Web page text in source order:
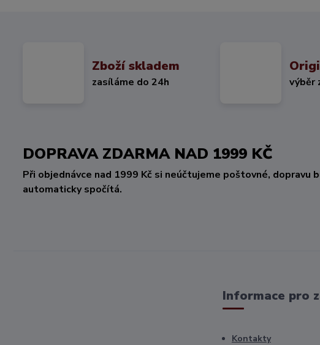
Zboží skladem
zasíláme do 24h výběr
DOPRAVA ZDARMA NAD 1999 KČ
Při objednávce nad 1999 Kč si neúčtujeme poštovné,
automaticky spočítá.
Informace pro
Kontakty